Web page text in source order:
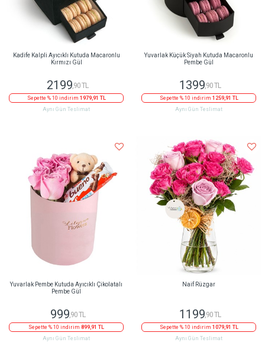
Kadife Kalpli Ayıcıklı Kutuda Macaronlu
Kırmızı Gül
2199 ,90 TL
Sepette % 10 indirim 1979,91 TL
Aynı Gün Teslimat
Yuvarlak Küçük Siyah Kutuda Macaronlu
Pembe Gül
1399 ,90 TL
Sepette % 10 indirim 1259,91 TL
Aynı Gün Teslimat
Yuvarlak Pembe Kutuda Ayıcıklı Çikolatalı
Pembe Gül
999,90 TL
Sepette % 10 indirim 899,91 TL
Aynı Gün Teslimat
Naif Rüzgar
1199,90 TL
Sepette % 10 indirim 1079,91 TL
Aynı Gün Teslimat